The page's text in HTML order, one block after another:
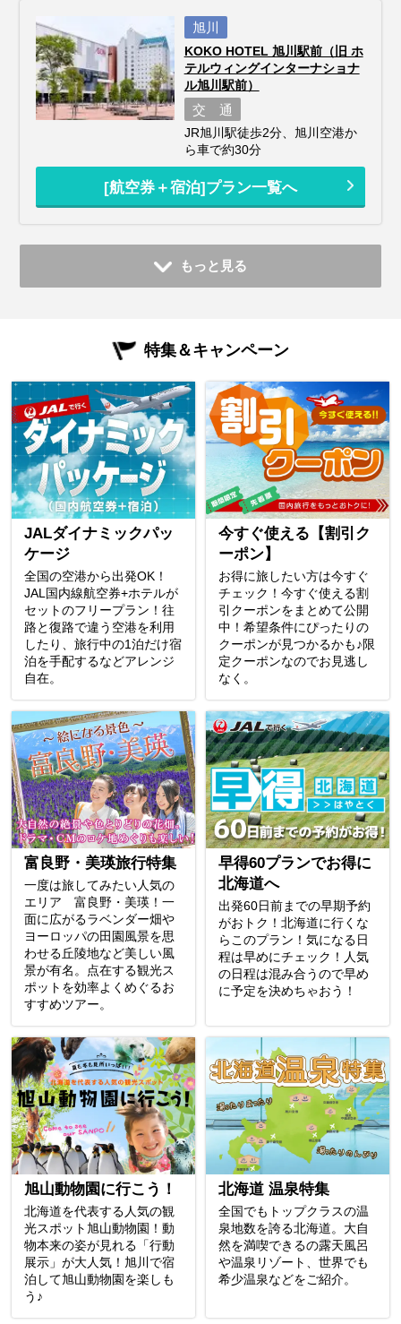
旭川
KOKO HOTEL 旭川駅前（旧 ホ
テルウィングインターナショナ
ル旭川駅前）
交 通
JR旭川駅徒歩2分、旭川空港か
ら車で約30分
[航空券＋宿泊]プラン一覧へ
もっと見る
特集＆キャンペーン
JALダイナミックパッ
ケージ
全国の空港から出発OK！
JAL国内線航空券+ホテルが
セットのフリープラン！往
路と復路で違う空港を利用
したり、旅行中の1泊だけ宿
泊を手配するなどアレンジ
自在。
今すぐ使える【割引ク
ーポン】
お得に旅したい方は今すぐ
チェック！今すぐ使える割
引クーポンをまとめて公開
中！希望条件にぴったりの
クーポンが見つかるかも♪限
定クーポンなのでお見逃し
なく。
富良野・美瑛旅行特集
一度は旅してみたい人気の
エリア 富良野・美瑛！一
面に広がるラベンダー畑や
ヨーロッパの田園風景を思
わせる丘陵地など美しい風
景が有名。点在する観光ス
ポットを効率よくめぐるお
すすめツアー。
早得60プランでお得に
北海道へ
出発60日前までの早期予約
がおトク！北海道に行くな
らこのプラン！気になる日
程は早めにチェック！人気
の日程は混み合うので早め
に予定を決めちゃおう！
旭山動物園に行こう！
北海道を代表する人気の観
光スポット旭山動物園！動
物本来の姿が見れる「行動
展示」が大人気！旭川で宿
泊して旭山動物園を楽しも
う♪
北海道 温泉特集
全国でもトップクラスの温
泉地数を誇る北海道。大自
然を満喫できるの露天風呂
や温泉リゾート、世界でも
希少温泉などをご紹介。